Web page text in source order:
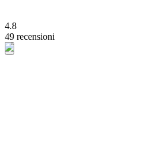
4.8
49 recensioni